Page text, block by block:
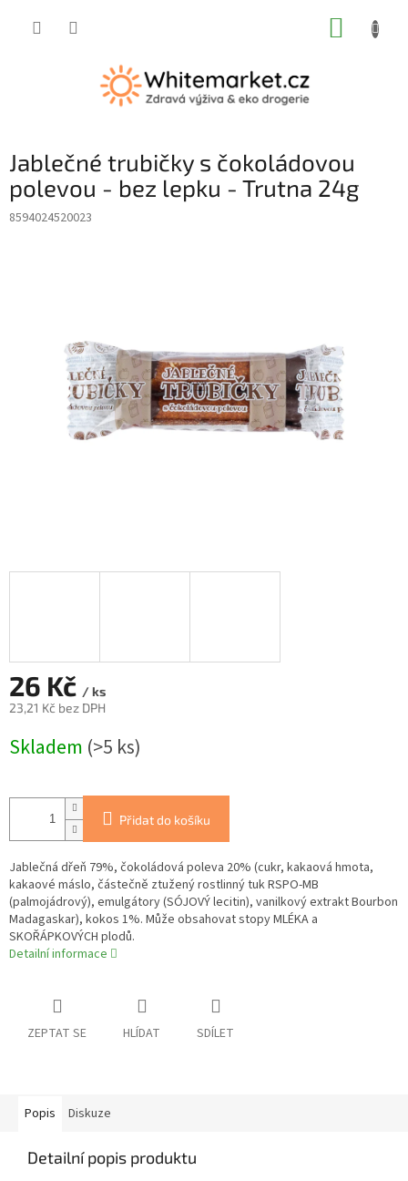
Jablečné trubičky s čokoládovou
polevou - bez lepku - Trutna 24g
8594024520023
26 Kč / ks
23,21 Kč bez DPH
cena:
Skladem (>5 ks)
Přidat do košíku
Jablečná dřeň 79%, čokoládová poleva 20% (cukr, kakaová hmota,
kakaové máslo, částečně ztužený rostlinný tuk RSPO-MB
(palmojádrový), emulgátory (SÓJOVÝ lecitin), vanilkový extrakt Bourbon
Madagaskar), kokos 1%. Může obsahovat stopy MLÉKA a
SKOŘÁPKOVÝCH plodů.
Detailní informace
ZEPTAT SE HLÍDAT SDÍLET
Popis Diskuze
Detailní popis produktu